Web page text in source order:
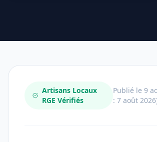
Artisans Locaux
RGE Vérifiés
Publié le 9
: 7 août